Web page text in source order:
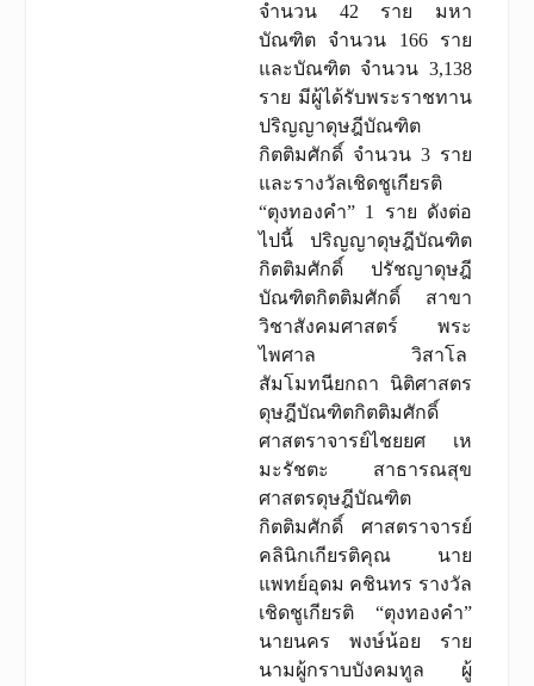
จำนวน 42 ราย มหา
บัณฑิต จำนวน 166 ราย
และบัณฑิต จำนวน 3,138
ราย มีผู้ได้รับพระราชทาน
ปริญญาดุษฎีบัณฑิต
กิตติมศักดิ์ จำนวน 3 ราย
และรางวัลเชิดชูเกียรติ
“ตุงทองคำ” 1 ราย ดังต่อ
ไปนี้ ปริญญาดุษฎีบัณฑิต
กิตติมศักดิ์ ปรัชญาดุษฎี
บัณฑิตกิตติมศักดิ์ สาขา
วิชาสังคมศาสตร์ พระ
ไพศาล วิสาโล
สัมโมทนียกถา นิติศาสตร
ดุษฎีบัณฑิตกิตติมศักดิ์
ศาสตราจารย์ไชยยศ เห
มะรัชตะ สาธารณสุข
ศาสตรดุษฎีบัณฑิต
กิตติมศักดิ์ ศาสตราจารย์
คลินิกเกียรติคุณ นาย
แพทย์อุดม คชินทร รางวัล
เชิดชูเกียรติ “ตุงทองคำ”
นายนคร พงษ์น้อย ราย
นามผู้กราบบังคมทูล ผู้